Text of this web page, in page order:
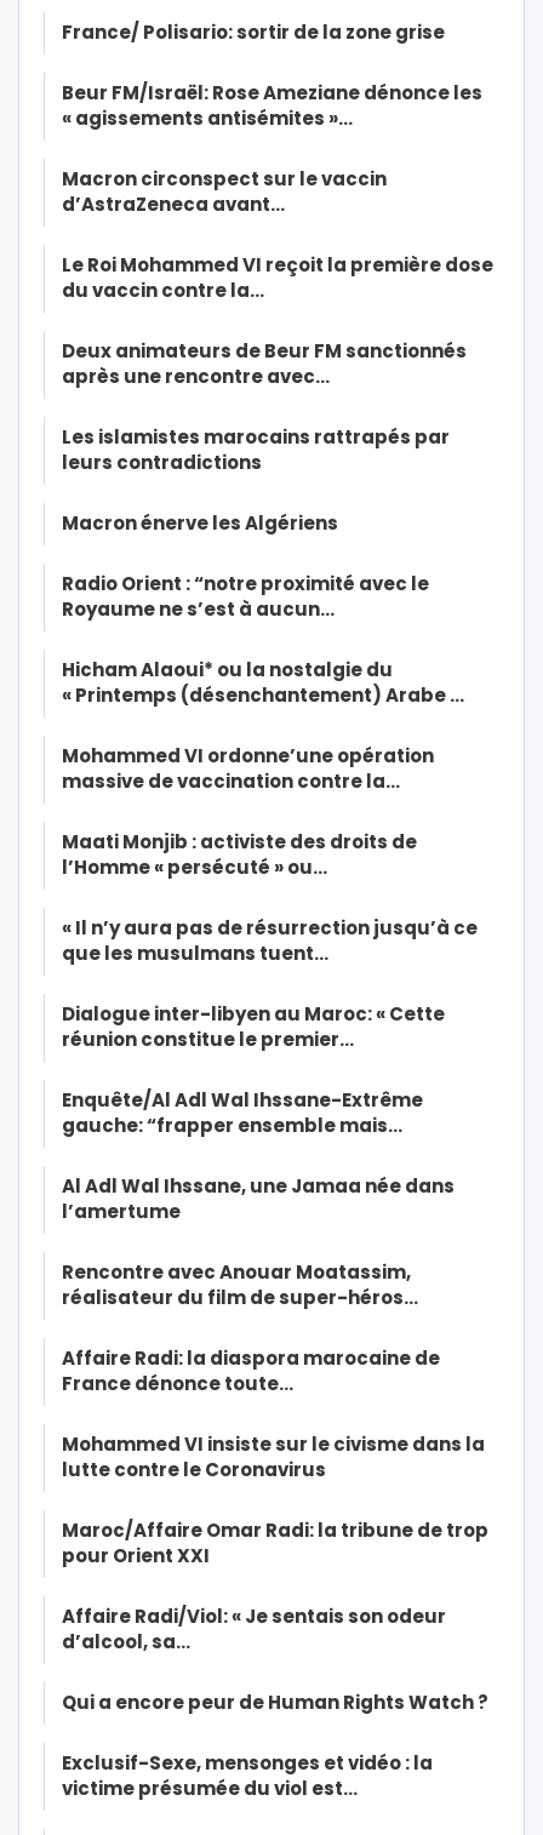
France/ Polisario: sortir de la zone grise
Beur FM/Israël: Rose Ameziane dénonce les
« agissements antisémites »…
Macron circonspect sur le vaccin
d’AstraZeneca avant…
Le Roi Mohammed VI reçoit la première dose
du vaccin contre la…
Deux animateurs de Beur FM sanctionnés
après une rencontre avec…
Les islamistes marocains rattrapés par
leurs contradictions
Macron énerve les Algériens
Radio Orient : “notre proximité avec le
Royaume ne s’est à aucun…
Hicham Alaoui* ou la nostalgie du
« Printemps (désenchantement) Arabe …
Mohammed VI ordonne’une opération
massive de vaccination contre la…
Maati Monjib : activiste des droits de
l’Homme « persécuté » ou…
« Il n’y aura pas de résurrection jusqu’à ce
que les musulmans tuent…
Dialogue inter-libyen au Maroc: « Cette
réunion constitue le premier…
Enquête/Al Adl Wal Ihssane-Extrême
gauche: “frapper ensemble mais…
Al Adl Wal Ihssane, une Jamaa née dans
l’amertume
Rencontre avec Anouar Moatassim,
réalisateur du film de super-héros…
Affaire Radi: la diaspora marocaine de
France dénonce toute…
Mohammed VI insiste sur le civisme dans la
lutte contre le Coronavirus
Maroc/Affaire Omar Radi: la tribune de trop
pour Orient XXI
Affaire Radi/Viol: « Je sentais son odeur
d’alcool, sa…
Qui a encore peur de Human Rights Watch ?
Exclusif-Sexe, mensonges et vidéo : la
victime présumée du viol est…